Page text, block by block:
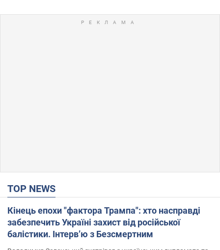
TOP NEWS
Кінець епохи "фактора Трампа": хто насправді
забезпечить Україні захист від російської
балістики. Інтерв’ю з Безсмертним